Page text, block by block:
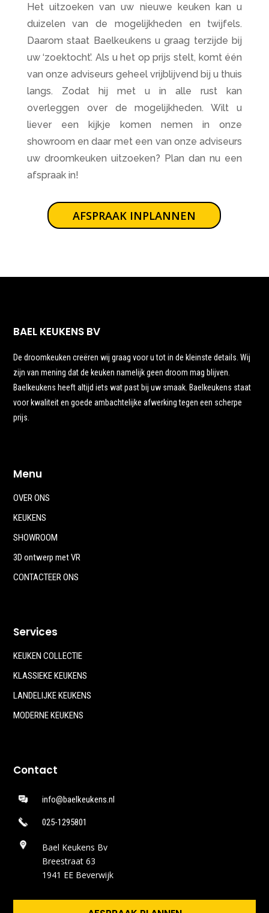
Het uitzoeken van uw nieuwe keuken kan u
duizelen van de mogelijkheden en twijfels.
Daarom staat Baelkeukens u graag terzijde bij
uw ‘zoektocht’. Als u het op prijs stelt, komt één
van onze adviseurs geheel vrijblijvend bij u thuis
langs. Zodat hij met u in alle rust kan
overleggen over de mogelijkheden. Wilt u
liever een kijkje komen nemen in onze
showroom en daar met een van onze adviseurs
uw droomkeuken uitzoeken? Plan dan nu een
afspraak in!
AFSPRAAK INPLANNEN
BAEL KEUKENS BV
De droomkeuken creëren wij graag voor u tot in de kleinste details. Wij
zijn van mening dat de keuken namelijk geen droom mag blijven.
Baelkeukens heeft altijd iets wat past bij uw smaak. Baelkeukens staat
voor kwaliteit en goede ambachtelijke afwerking tegen een scherpe
prijs.
Menu
OVER ONS
KEUKENS
SHOWROOM
3D ontwerp met VR
CONTACTEER ONS
Services
KEUKEN COLLECTIE
KLASSIEKE KEUKENS
LANDELIJKE KEUKENS
MODERNE KEUKENS
Contact
info@baelkeukens.nl
025-1295801
Bael Keukens Bv
Breestraat 63
1941 EE Beverwijk